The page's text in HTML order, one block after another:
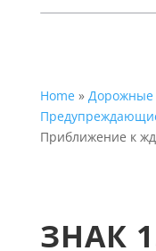
Home» Дорожные
Приближение к
ЗНАК